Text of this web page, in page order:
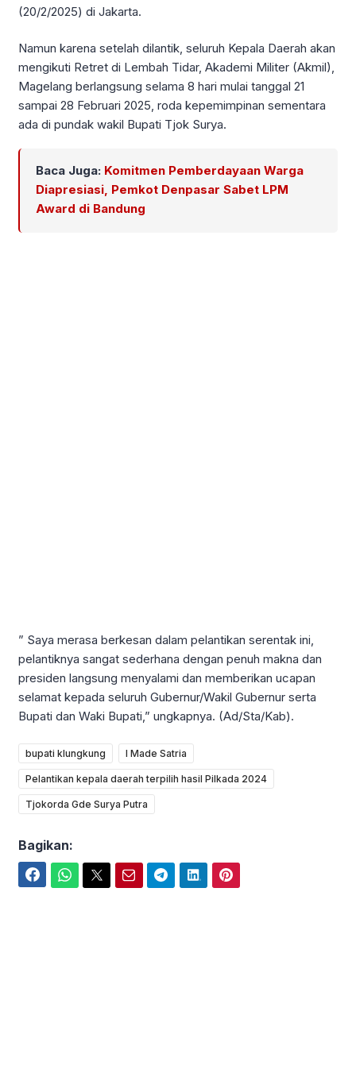
(20/2/2025) di Jakarta.
Namun karena setelah dilantik, seluruh Kepala Daerah akan
mengikuti Retret di Lembah Tidar, Akademi Militer (Akmil),
Magelang berlangsung selama 8 hari mulai tanggal 21
sampai 28 Februari 2025, roda kepemimpinan sementara
ada di pundak wakil Bupati Tjok Surya.
Baca Juga: Komitmen Pemberdayaan Warga
Diapresiasi, Pemkot Denpasar Sabet LPM
Award di Bandung
” Saya merasa berkesan dalam pelantikan serentak ini,
pelantiknya sangat sederhana dengan penuh makna dan
presiden langsung menyalami dan memberikan ucapan
selamat kepada seluruh Gubernur/Wakil Gubernur serta
Bupati dan Waki Bupati,” ungkapnya. (Ad/Sta/Kab).
bupati klungkung I Made Satria
Pelantikan kepala daerah terpilih hasil Pilkada 2024
Tjokorda Gde Surya Putra
Bagikan: